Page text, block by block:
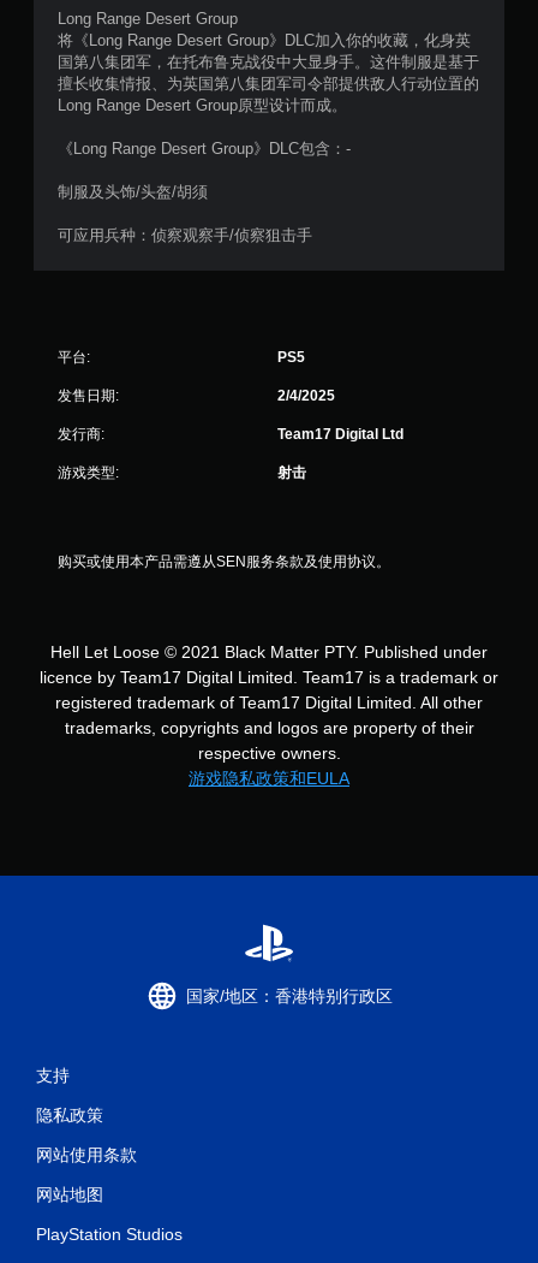
Long Range Desert Group
将《Long Range Desert Group》DLC加入你的收藏，化身英
国第八集团军，在托布鲁克战役中大显身手。这件制服是基于
擅长收集情报、为英国第八集团军司令部提供敌人行动位置的
Long Range Desert Group原型设计而成。
《Long Range Desert Group》DLC包含：-
制服及头饰/头盔/胡须
可应用兵种：侦察观察手/侦察狙击手
平台: PS5
发售日期: 2/4/2025
发行商: Team17 Digital Ltd
游戏类型: 射击
购买或使用本产品需遵从SEN服务条款及使用协议。
Hell Let Loose © 2021 Black Matter PTY. Published under
licence by Team17 Digital Limited. Team17 is a trademark or
registered trademark of Team17 Digital Limited. All other
trademarks, copyrights and logos are property of their
respective owners.
游戏隐私政策和EULA
国家/地区：香港特别行政区
支持
隐私政策
网站使用条款
网站地图
PlayStation Studios